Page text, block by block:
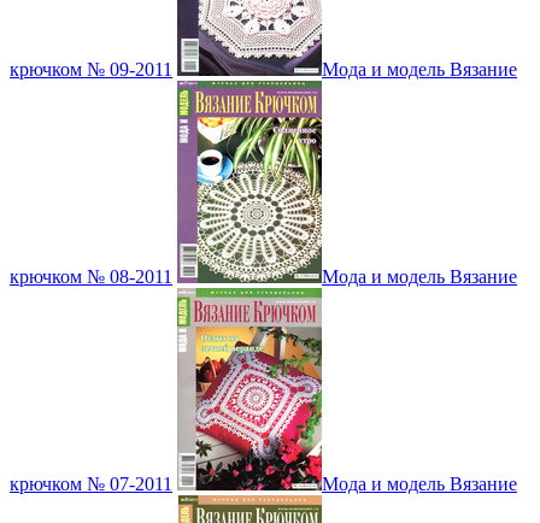
крючком № 09-2011 Мода и модель Вязание
крючком № 08-2011 Мода и модель Вязание
крючком № 07-2011 Мода и модель Вязание